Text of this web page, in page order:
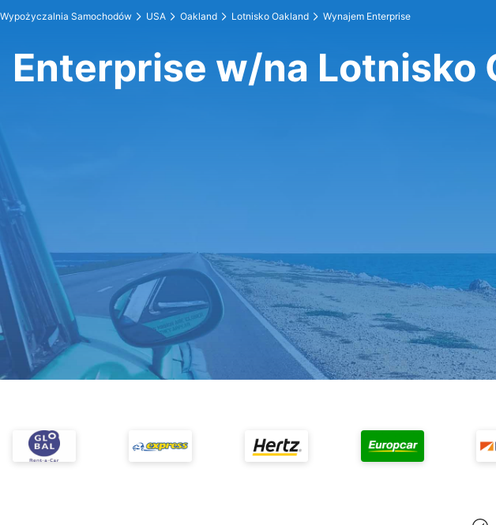
Wypożyczalnia Samochodów USA Oakland Lotnisko Oakland Wynajem Enterprise
Enterprise w/na Lotnisko